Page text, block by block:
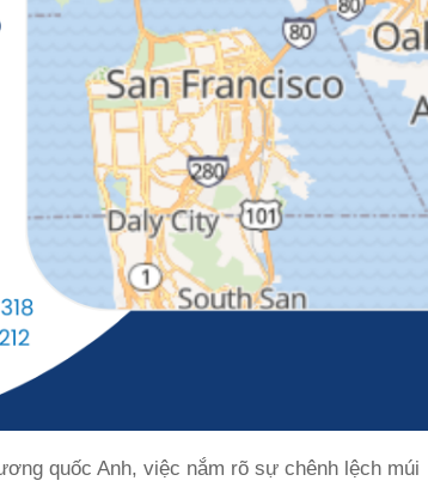
quốc Anh, việc nắm rõ sự chênh lệch múi